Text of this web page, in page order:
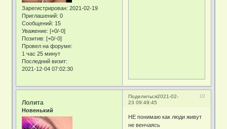
Зарегистрирован: 2021-02-19
Приглашений: 0
Сообщений: 15
Уважение: [+0/-0]
Позитив: [+0/-0]
Провел на форуме:
1 час 25 минут
Последний визит:
2021-12-04 07:02:30
Поделиться 10
2021-02-
23 09:49:45
Лолита
Новенький
НЕ понимаю как люди живут
не венчаясь